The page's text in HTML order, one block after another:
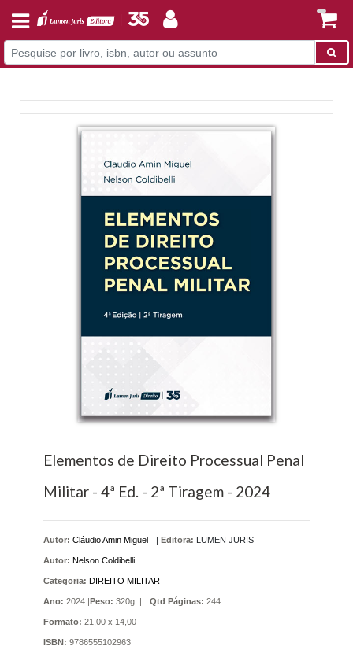
Elementos de Direito Processual Penal
Militar - 4ª Ed. - 2ª Tiragem - 2024
Autor: Cláudio Amin Miguel
Autor: Nelson Coldibelli
Editora: LUMEN JURIS
Categoria: DIREITO MILITAR
Ano: 2024 | Peso: 320g. | Qtd Páginas: 244
Formato: 21,00 x 14,00
ISBN: 9786555102963